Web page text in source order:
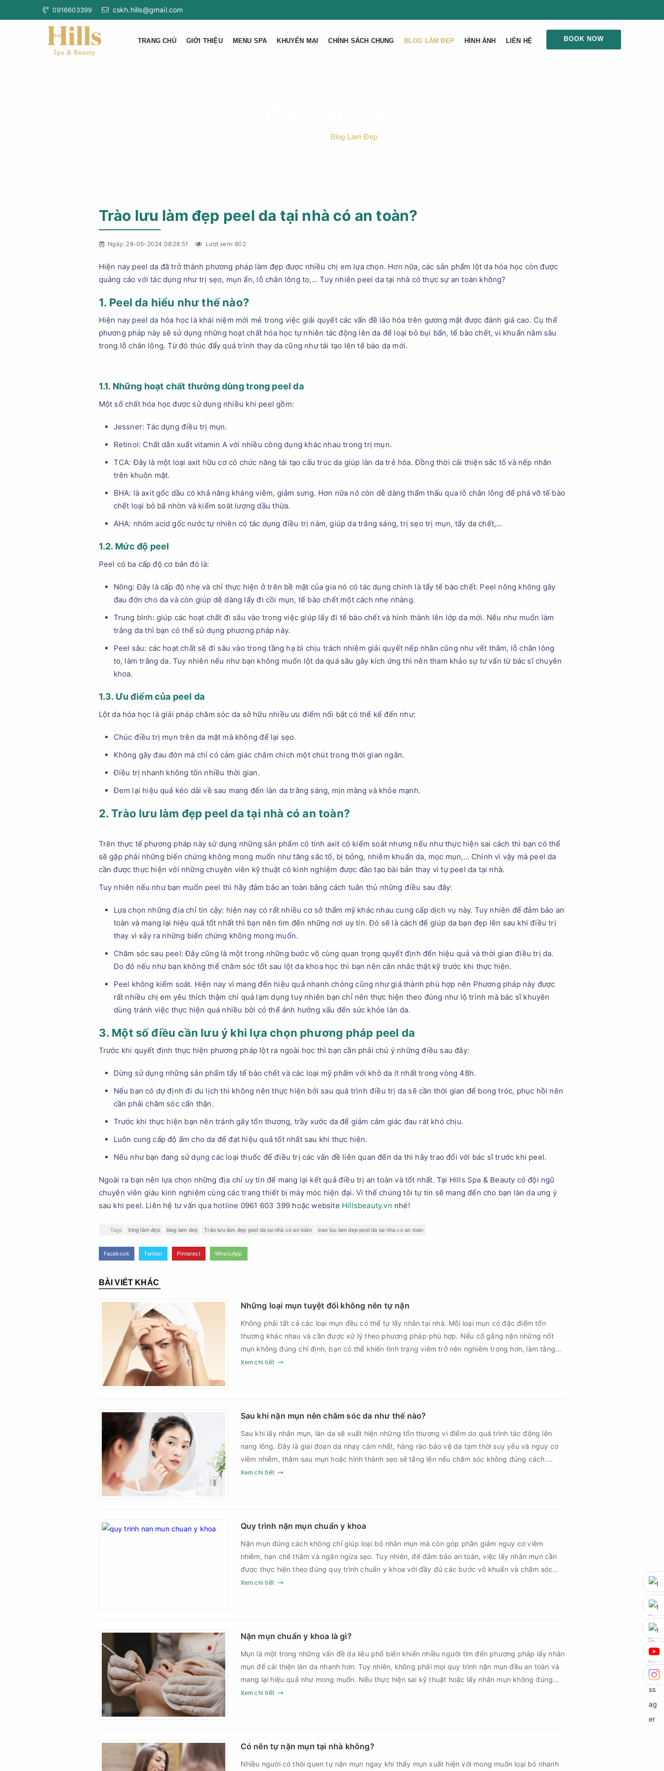
0916603399 cskh.hills@gmail.com
TRANG CHỦ GIỚI THIỆU MENU SPA KHUYẾN MẠI CHÍNH SÁCH CHUNG BLOG LÀM ĐẸP HÌNH ẢNH LIÊN HỆ BOOK NOW
Blog Làm Đẹp
Trào lưu làm đẹp peel da tại nhà có an toàn?
Ngày: 28-05-2024 08:28:51 Lượt xem: 802
Hiện nay peel da đã trở thành phương pháp làm đẹp được nhiều chị em lựa chọn. Hơn nữa, các sản phẩm lột da hóa học còn được
quảng cáo với tác dụng như trị sẹo, mụn ẩn, lỗ chân lông to,... Tuy nhiên peel da tại nhà có thực sự an toàn không?
1. Peel da hiểu như thế nào?
Hiện nay peel da hóa học là khái niệm mới mẻ trong việc giải quyết các vấn đề lão hóa trên gương mặt được đánh giá cao. Cụ thể
phương pháp này sẽ sử dụng những hoạt chất hóa học tự nhiên tác động lên da để loại bỏ bụi bẩn, tế bào chết, vi khuẩn nằm sâu
trong lỗ chân lông. Từ đó thúc đẩy quá trình thay da cũng như tái tạo lên tế bào da mới.
1.1. Những hoạt chất thường dùng trong peel da
Một số chất hóa học được sử dụng nhiều khi peel gồm:
Jessner: Tác dụng điều trị mụn.
Retinol: Chất dẫn xuất vitamin A với nhiều công dụng khác nhau trong trị mụn.
TCA: Đây là một loại axit hữu cơ có chức năng tái tạo cấu trúc da giúp làn da trẻ hóa. Đồng thời cải thiện sắc tố và nếp nhăn
trên khuôn mặt.
BHA: là axit gốc dầu có khả năng kháng viêm, giảm sưng. Hơn nữa nó còn dễ dàng thẩm thấu qua lỗ chân lông để phá vỡ tế bào
chết loại bỏ bã nhờn và kiểm soát lượng dầu thừa.
AHA: nhóm acid gốc nước tự nhiên có tác dụng điều trị nám, giúp da trắng sáng, trị sẹo trị mụn, tẩy da chết,…
1.2. Mức độ peel
Peel có ba cấp độ cơ bản đó là:
Nông: Đây là cấp độ nhẹ và chỉ thực hiện ở trên bề mặt của gia nó có tác dụng chính là tẩy tế bào chết. Peel nông không gây
đau đớn cho da và còn giúp dễ dàng lấy đi cồi mụn, tế bào chết một cách nhẹ nhàng.
Trung bình: giúp các hoạt chất đi sâu vào trong việc giúp lấy đi tế bào chết và hình thành lên lớp da mới. Nếu như muốn làm
trắng da thì bạn có thể sử dụng phương pháp này.
Peel sâu: các hoạt chất sẽ đi sâu vào trong tầng hạ bì chịu trách nhiệm giải quyết nếp nhăn cũng như vết thâm, lỗ chân lông
to, làm trắng da. Tuy nhiên nếu như bạn không muốn lột da quá sâu gây kích ứng thì nên tham khảo sự tư vấn từ bác sĩ chuyên
khoa.
1.3. Ưu điểm của peel da
Lột da hóa học là giải pháp chăm sóc da sở hữu nhiều ưu điểm nổi bật có thể kể đến như:
Chúc điều trị mụn trên da mặt mà không để lại sẹo.
Không gây đau đớn mà chỉ có cảm giác châm chích một chút trong thời gian ngắn.
Điều trị nhanh không tốn nhiều thời gian.
Đem lại hiệu quả kéo dài về sau mang đến làn da trắng sáng, mịn màng và khỏe mạnh.
2. Trào lưu làm đẹp peel da tại nhà có an toàn?
Trên thực tế phương pháp này sử dụng những sản phẩm có tính axit có kiểm soát nhưng nếu như thực hiện sai cách thì bạn có thể
sẽ gặp phải những biến chứng không mong muốn như tăng sắc tố, bị bỏng, nhiễm khuẩn da, mọc mụn,… Chính vì vậy mà peel da
cần được thực hiện với những chuyên viên kỹ thuật có kinh nghiệm được đào tạo bài bản thay vì tự peel da tại nhà.
Tuy nhiên nếu như bạn muốn peel thì hãy đảm bảo an toàn bằng cách tuân thủ những điều sau đây:
Lựa chọn những địa chỉ tin cậy: hiện nay có rất nhiều cơ sở thẩm mỹ khác nhau cung cấp dịch vụ này. Tuy nhiên để đảm bảo an
toàn và mang lại hiệu quả tốt nhất thì bạn nên tìm đến những nơi uy tín. Đó sẽ là cách để giúp da bạn đẹp lên sau khi điều trị
thay vì xảy ra những biến chứng không mong muốn.
Chăm sóc sau peel: Đây cũng là một trong những bước vô cùng quan trọng quyết định đến hiệu quả và thời gian điều trị da.
Do đó nếu như bạn không thể chăm sóc tốt sau lột da khoa học thì bạn nên cân nhắc thật kỹ trước khi thực hiện.
Peel không kiểm soát. Hiện nay vì mang đến hiệu quả nhanh chóng cũng như giá thành phù hợp nên Phương pháp này được
rất nhiều chị em yêu thích thậm chí quá lạm dụng tuy nhiên bạn chỉ nên thực hiện theo đúng như lộ trình mà bác sĩ khuyên
dùng tránh việc thực hiện quá nhiều bởi có thể ảnh hưởng xấu đến sức khỏe làn da.
3. Một số điều cần lưu ý khi lựa chọn phương pháp peel da
Trước khi quyết định thực hiện phương pháp lột ra ngoài học thì bạn cần phải chú ý những điều sau đây:
Dừng sử dụng những sản phẩm tẩy tế bào chết và các loại mỹ phẩm với khô da ít nhất trong vòng 48h.
Nếu bạn có dự định đi du lịch thì không nên thực hiện bởi sau quá trình điều trị da sẽ cần thời gian để bong tróc, phục hồi nên
cần phải chăm sóc cẩn thận.
Trước khi thực hiện bạn nên tránh gây tổn thương, trầy xước da để giảm cảm giác đau rát khó chịu.
Luôn cung cấp độ ẩm cho da để đạt hiệu quả tốt nhất sau khi thực hiện.
Nếu như bạn đang sử dụng các loại thuốc để điều trị các vấn đề liên quan đến da thì hãy trao đổi với bác sĩ trước khi peel.
Ngoài ra bạn nên lựa chọn những địa chỉ uy tín để mang lại kết quả điều trị an toàn và tốt nhất. Tại Hills Spa & Beauty có đội ngũ
chuyên viên giàu kinh nghiệm cùng các trang thiết bị máy móc hiện đại. Vì thế chúng tôi tự tin sẽ mang đến cho bạn làn da ưng ý
sau khi peel. Liên hệ tư vấn qua hotline 0961 603 399 hoặc website Hillsbeauty.vn nhé!
Tags blog làm đẹp blog lam dep Trào lưu làm đẹp peel da tại nhà có an toàn trao luu lam dep peel da tai nha co an toan
Facebook Twitter Pinterest WhatsApp
BÀI VIẾT KHÁC
Những loại mụn tuyệt đối không nên tự nặn
Không phải tất cả các loại mụn đều có thể tự lấy nhân tại nhà. Mỗi loại mụn có đặc điểm tổn
thương khác nhau và cần được xử lý theo phương pháp phù hợp. Nếu cố gắng nặn những nốt
mụn không đúng chỉ định, bạn có thể khiến tình trạng viêm trở nên nghiêm trọng hơn, làm tăng
nguy cơ nhiễm trùng, để lại thâm hoặc sẹo khó phục hồi.
Xem chi tiết
Sau khi nặn mụn nên chăm sóc da như thế nào?
Sau khi lấy nhân mụn, làn da sẽ xuất hiện những tổn thương vi điểm do quá trình tác động lên
nang lông. Đây là giai đoạn da nhạy cảm nhất, hàng rào bảo vệ da tạm thời suy yếu và nguy cơ
viêm nhiễm, thâm sau mụn hoặc hình thành sẹo sẽ tăng lên nếu chăm sóc không đúng cách.
Chính vì vậy, việc chăm sóc da sau nặn mụn không chỉ giúp vùng da hồi phục nhanh hơn mà còn
Xem chi tiết
Quy trình nặn mụn chuẩn y khoa
Nặn mụn đúng cách không chỉ giúp loại bỏ nhân mụn mà còn góp phần giảm nguy cơ viêm
nhiễm, hạn chế thâm và ngăn ngừa sẹo. Tuy nhiên, để đảm bảo an toàn, việc lấy nhân mụn cần
được thực hiện theo đúng quy trình chuẩn y khoa với đầy đủ các bước vô khuẩn và chăm sóc
sau điều trị.
Xem chi tiết
Nặn mụn chuẩn y khoa là gì?
Mụn là một trong những vấn đề da liễu phổ biến khiến nhiều người tìm đến phương pháp lấy nhân
mụn để cải thiện làn da nhanh hơn. Tuy nhiên, không phải mọi quy trình nặn mụn đều an toàn và
mang lại hiệu quả như mong muốn. Nếu thực hiện sai kỹ thuật hoặc lấy nhân mụn không đúng
thời điểm, làn da có thể đối mặt với nguy cơ viêm nhiễm, thâm sau mụn và thậm chí là sẹo rỗ. Vậy
Xem chi tiết
Có nên tự nặn mụn tại nhà không?
Nhiều người có thói quen tự nặn mụn ngay khi thấy mụn xuất hiện với mong muốn loại bỏ nhanh